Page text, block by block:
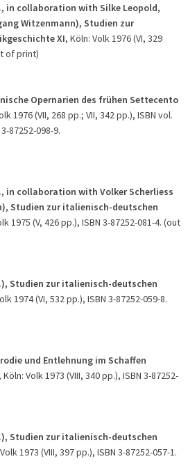
in collaboration with Silke Leopold,
Witzenmann), Studien zur
XI, Köln: Volk 1976 (VI, 329
of print)
Opernarien des frühen Settecento
1976 (VII, 268 pp.; VII, 342 pp.), ISBN vol.
87252-098-9.
in collaboration with Volker Scherliess
Studien zur italienisch-deutschen
1975 (V, 426 pp.), ISBN 3-87252-081-4. (out
Studien zur italienisch-deutschen
1974 (VI, 532 pp.), ISBN 3-87252-059-8.
und Entlehnung im Schaffen
, Köln: Volk 1973 (VIII, 340 pp.), ISBN 3-87252-
Studien zur italienisch-deutschen
1973 (VIII, 397 pp.), ISBN 3-87252-057-1.